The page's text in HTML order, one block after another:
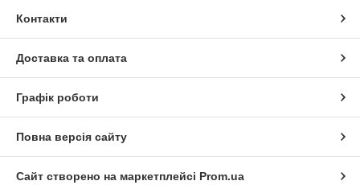
Контакти
Доставка та оплата
Графік роботи
Повна версія сайту
Сайт створено на маркетплейсі Prom.ua